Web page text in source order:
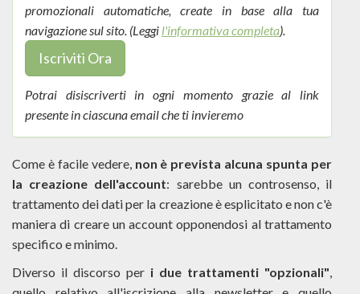
promozionali automatiche, create in base alla tua
navigazione sul sito. (Leggi l'informativa completa).
Iscriviti Ora
Potrai disiscriverti in ogni momento grazie al link
presente in ciascuna email che ti invieremo
Come è facile vedere, non è prevista alcuna spunta per
la creazione dell'account: sarebbe un controsenso, il
trattamento dei dati per la creazione è esplicitato e non c'è
maniera di creare un account opponendosi al trattamento
specifico e minimo.
Diverso il discorso per i due trattamenti "opzionali",